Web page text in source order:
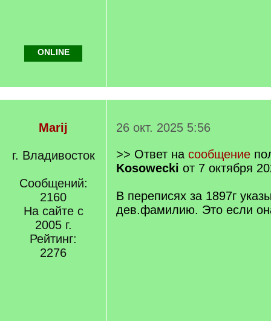
ONLINE
Marij
г. Владивосток
Сообщений:
2160
На сайте с
2005 г.
Рейтинг:
2276
26 окт. 2025 5:56
>> Ответ на сообщение
Kosowecki от 7 октября
В переписях за 1897г
дев.фамилию. Это если